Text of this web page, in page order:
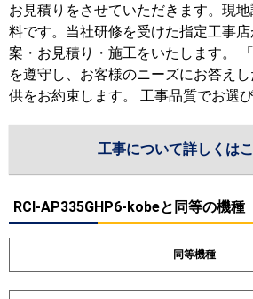
お見積りをさせていただきます。現
料です。当社研修を受けた指定工事
案・お見積り・施工をいたします。
を遵守し、お客様のニーズにお答え
供をお約束します。 工事品質でお選び
工事について詳しくは
RCI-AP335GHP6-kobeと同等の機種
同等機種
ダイキン